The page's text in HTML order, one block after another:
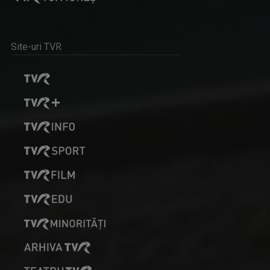
DRUMUL LUI LEȘE
DRUMURI APROAPE
Joi, ora 20:30, la TVR Timișoara. Sâmbătă, ora ...
CORINA-MIHAELA IONUȚ
ROBERT UNGUREANU
Robert Ungureanu prezintă "Telejurnal Regional".
Site-uri TVR